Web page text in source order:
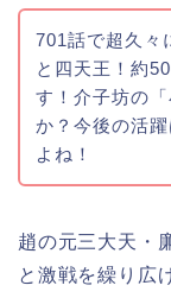
701話で超久々
と四天王！約
す！介子坊の
か？今後の活
よね！
趙の元三大天・
と激戦を繰り広